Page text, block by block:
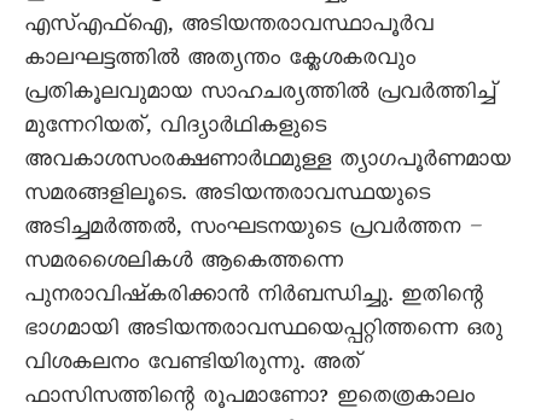
എസ്എഫ്ഐ, അടിയന്തരാവസ്ഥാപൂർവ
കാലഘട്ടത്തിൽ അത്യന്തം ക്ലേശകരവും
പ്രതികൂലവുമായ സാഹചര്യത്തിൽ പ്രവർത്തിച്ച്
മുന്നേറിയത്, വിദ്യാർഥികളുടെ
അവകാശസംരക്ഷണാർഥമുള്ള ത്യാഗപൂർണമായ
സമരങ്ങളിലൂടെ. അടിയന്തരാവസ്ഥയുടെ
അടിച്ചമർത്തൽ, സംഘടനയുടെ പ്രവർത്തന –
സമരശെെലികൾ ആകെത്തന്നെ
പുനരാവിഷ്കരിക്കാൻ നിർബന്ധിച്ചു. ഇതിന്റെ
ഭാഗമായി അടിയന്തരാവസ്ഥയെപ്പറ്റിത്തന്നെ ഒരു
വിശകലനം വേണ്ടിയിരുന്നു. അത്
ഫാസിസത്തിന്റെ രൂപമാണോ? ഇതെത്രകാലം